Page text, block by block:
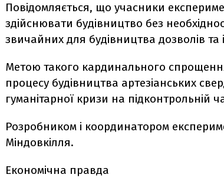
Повідомляється, що учасники
здійснювати будівництво без
звичайних для будівництва дозволів та
Метою такого кардинального
процесу будівництва артезіанських
гуманітарної кризи на підконтрольній
Розробником і координатором
Міндовкілля.
Економічна правда